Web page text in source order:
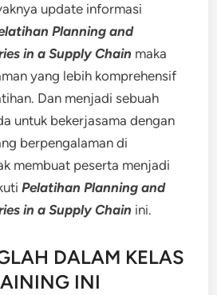
update informasi
Planning and
in a Supply Chain maka
yang lebih komprehensif
Dan menjadi sebuah
untuk bekerjasama dengan
berpengalaman di
membuat peserta menjadi
Pelatihan Planning and
in a Supply Chain ini.
DALAM KELAS
INI